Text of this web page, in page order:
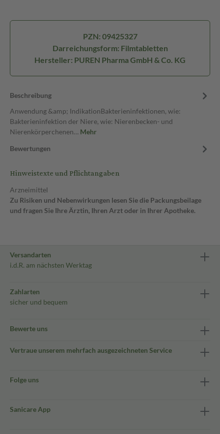
PZN: 09425327
Darreichungsform: Filmtabletten
Hersteller: PUREN Pharma GmbH & Co. KG
Beschreibung
Anwendung &amp; IndikationBakterieninfektionen, wie:
Bakterieninfektion der Niere, wie: Nierenbecken- und
Nierenkörperchenen… Mehr
Bewertungen
Hinweistexte und Pflichtangaben
Arzneimittel
Zu Risiken und Nebenwirkungen lesen Sie die Packungsbeilage
und fragen Sie Ihre Ärztin, Ihren Arzt oder in Ihrer Apotheke.
Versandarten
i.d.R. am nächsten Werktag
Zahlarten
sicher und bequem
Bewerte uns
Vertraue unserem mehrfach ausgezeichneten Service
Folge uns
Sanicare App